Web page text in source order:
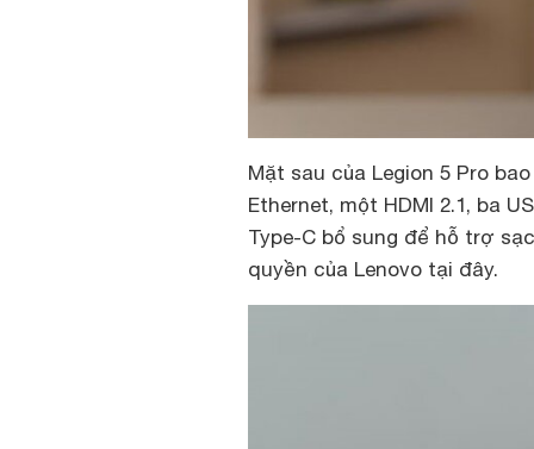
Mặt sau của Legion 5 Pro
Ethernet, một HDMI 2.1, ba
Type-C bổ sung để hỗ trợ
quyền của Lenovo tại đây.